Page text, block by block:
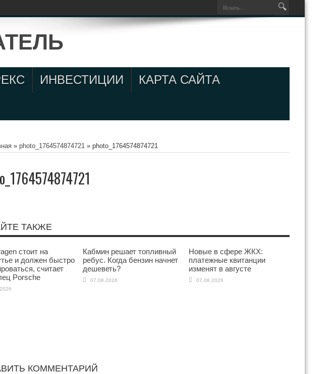
ИНВЕСТИЦИИ
КАРТА САЙТА
» photo_1764574874721 » photo_1764574874721
ТАКЖЕ
стоит на
и должен быстро
считает
Porsche
Кабмин решает топливный
ребус. Когда бензин начнет
дешеветь?
07.08.2026
Новые в сфере ЖКХ:
платежные квитанции
изменят в августе
07.08.2026
КОММЕНТАРИЙ